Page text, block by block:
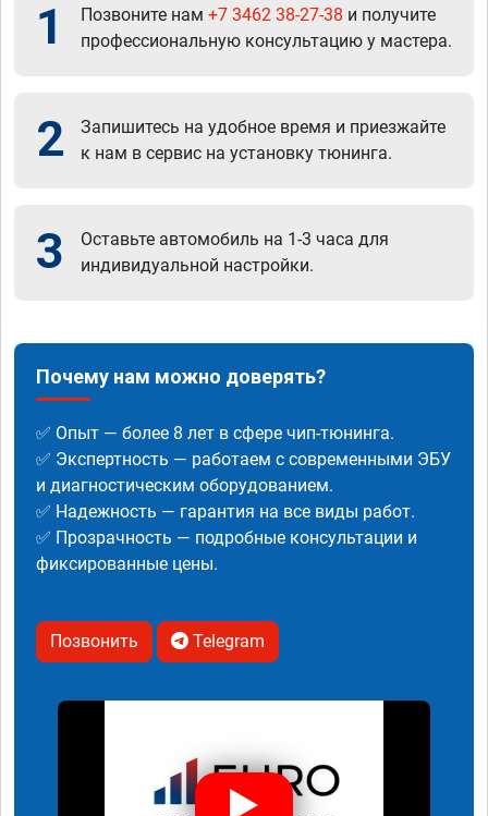
1 Позвоните нам +7 3462 38-27-38 и получите
профессиональную консультацию у мастера.
2
Запишитесь на удобное время и приезжайте
к нам в сервис на установку тюнинга.
3
Оставьте автомобиль на 1-3 часа для
индивидуальной настройки.
Почему нам можно доверять?
✅ Опыт — более 8 лет в сфере чип-тюнинга.
✅ Экспертность — работаем с современными ЭБУ
и диагностическим оборудованием.
✅ Надежность — гарантия на все виды работ.
✅ Прозрачность — подробные консультации и
фиксированные цены.
Позвонить Telegram